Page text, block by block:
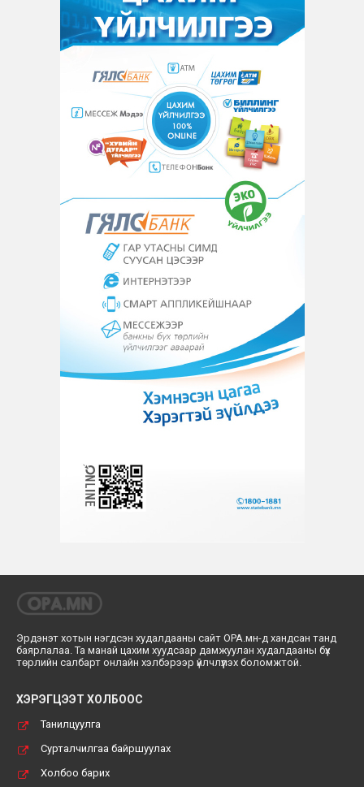
Эрдэнэт хотын нэгдсэн худалдааны сайт ОРА.мн-д хандсан танд
баярлалаа. Та манай цахим хуудсаар дамжуулан худалдааны бүх
төрлийн салбарт онлайн хэлбэрээр үйлчлүүлэх боломжтой.
ХЭРЭГЦЭЭТ ХОЛБООС
Танилцуулга
Сурталчилгаа байршуулах
Холбоо барих